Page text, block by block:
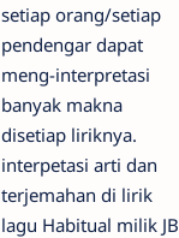
setiap orang/setiap
pendengar dapat
meng-interpretasi
banyak makna
disetiap liriknya.
interpetasi arti dan
terjemahan di lirik
lagu Habitual milik JB